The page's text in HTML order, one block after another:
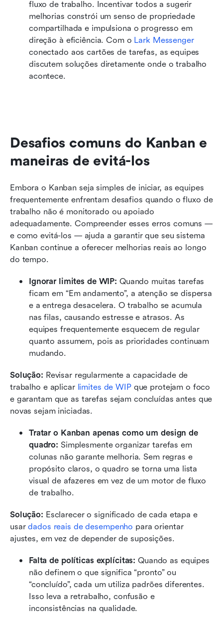
fluxo de trabalho. Incentivar todos a sugerir
melhorias constrói um senso de propriedade
compartilhada e impulsiona o progresso em
direção à eficiência. Com o Lark Messenger
conectado aos cartões de tarefas, as equipes
discutem soluções diretamente onde o trabalho
acontece.
Desafios comuns do Kanban e
maneiras de evitá-los
Embora o Kanban seja simples de iniciar, as equipes
frequentemente enfrentam desafios quando o fluxo de
trabalho não é monitorado ou apoiado
adequadamente. Compreender esses erros comuns —
e como evitá-los — ajuda a garantir que seu sistema
Kanban continue a oferecer melhorias reais ao longo
do tempo.
Ignorar limites de WIP: Quando muitas tarefas
ficam em “Em andamento”, a atenção se dispersa
e a entrega desacelera. O trabalho se acumula
nas filas, causando estresse e atrasos. As
equipes frequentemente esquecem de regular
quanto assumem, pois as prioridades continuam
mudando.
Solução: Revisar regularmente a capacidade de
trabalho e aplicar limites de WIP que protejam o foco
e garantam que as tarefas sejam concluídas antes que
novas sejam iniciadas.
Tratar o Kanban apenas como um design de
quadro: Simplesmente organizar tarefas em
colunas não garante melhoria. Sem regras e
propósito claros, o quadro se torna uma lista
visual de afazeres em vez de um motor de fluxo
de trabalho.
Solução: Esclarecer o significado de cada etapa e
usar dados reais de desempenho para orientar
ajustes, em vez de depender de suposições.
Falta de políticas explícitas: Quando as equipes
não definem o que significa “pronto” ou
“concluído”, cada um utiliza padrões diferentes.
Isso leva a retrabalho, confusão e
inconsistências na qualidade.